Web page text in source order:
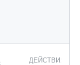
ДЕЙСТВИЯ